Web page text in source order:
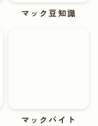
マック豆知識
マックバイト